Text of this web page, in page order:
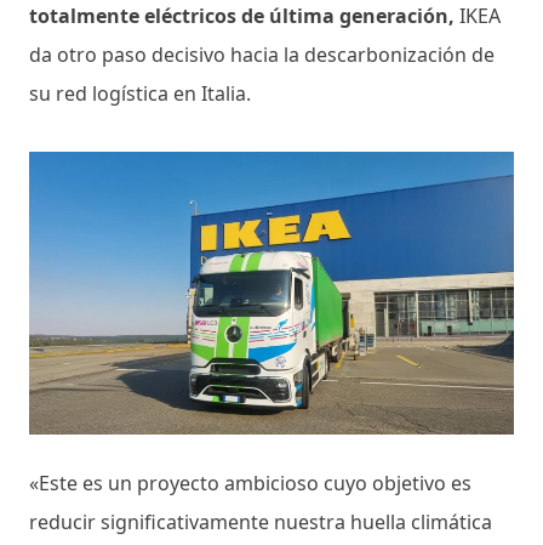
totalmente eléctricos de última generación, IKEA
da otro paso decisivo hacia la descarbonización de
su red logística en Italia.
«Este es un proyecto ambicioso cuyo objetivo es
reducir significativamente nuestra huella climática